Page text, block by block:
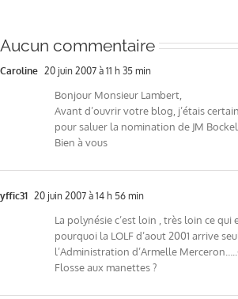
Aucun commentaire
Caroline 20 juin 2007 à 11 h 35 min
Bonjour Monsieur Lambert,
Avant d’ouvrir votre blog, j’étais
pour saluer la nomination de JM
Bien à vous
yffic31 20 juin 2007 à 14 h 56 min
La polynésie c’est loin , très loin ce
pourquoi la LOLF d’aout 2001 arrive
l’Administration d’Armelle
Flosse aux manettes ?